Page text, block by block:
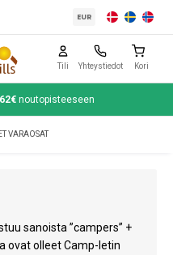
EUR
Tili Yhteystiedot Kori
noutopisteeseen
VARAOSAT
sanoista ”campers” +
ovat olleet Camp-letin